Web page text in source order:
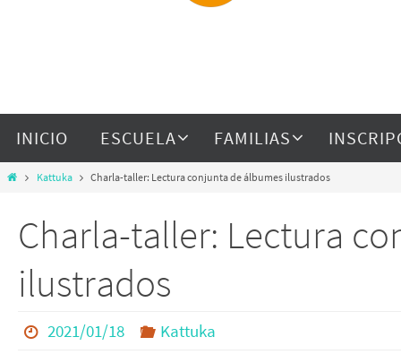
INICIO ESCUELA FAMILIAS
Kattuka Charla-taller: Lectura conjunta de álbumes ilustrados
Charla-taller: Lectura
ilustrados
2021/01/18 Kattuka